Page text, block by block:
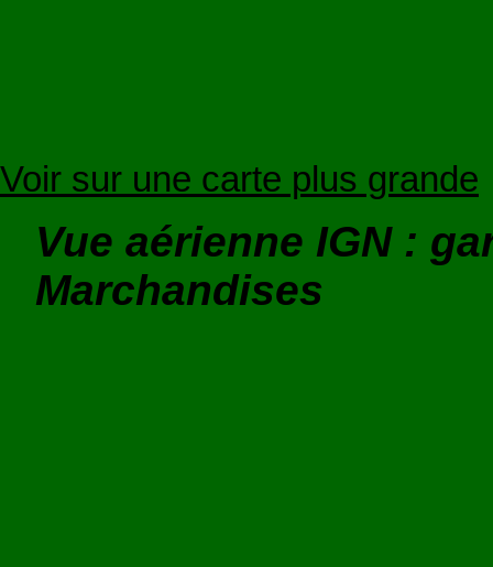
Voir sur une carte plus grande
Vue aérienne IGN :
Marchandises